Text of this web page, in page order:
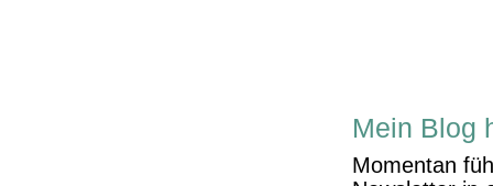
Mein Blog
Momentan